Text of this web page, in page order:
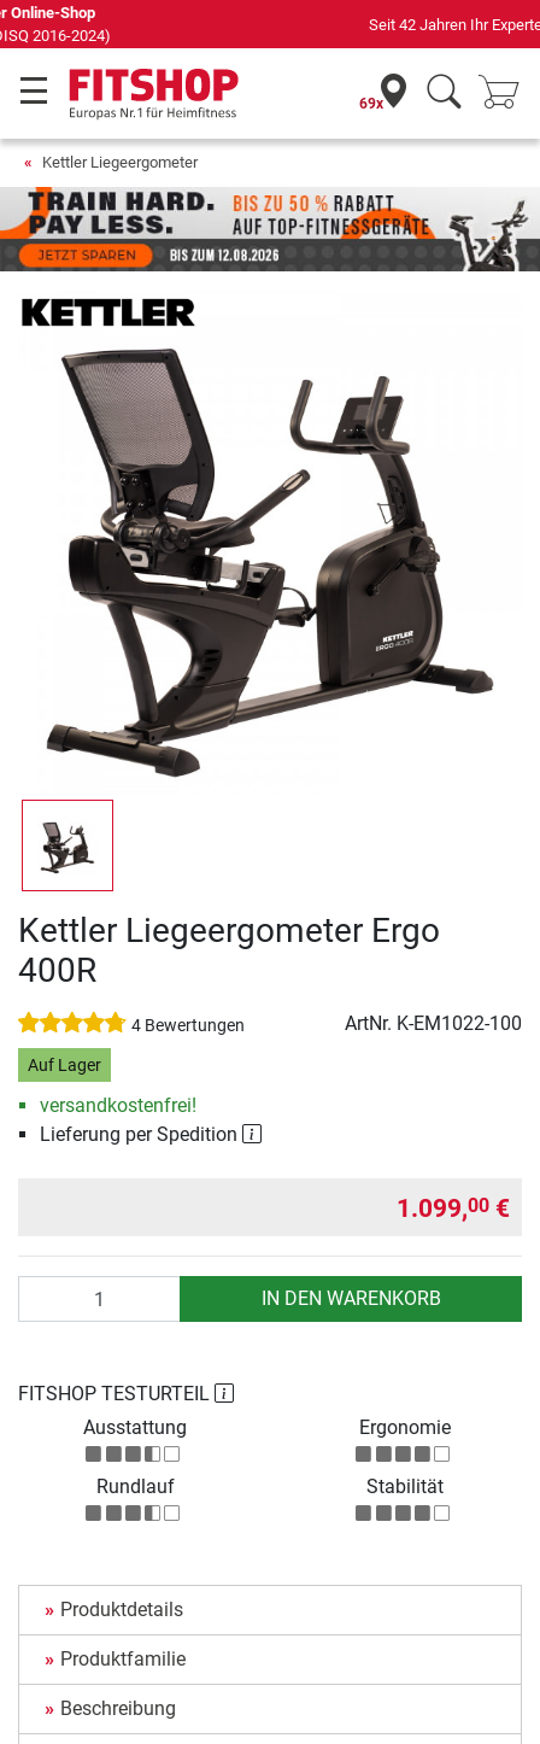
Seit 42 Jahren Ihr Experte für Heimfitness
69x
Kettler Liegeergometer
Kettler Liegeergometer Ergo
400R
4 Bewertungen ArtNr. K-EM1022-100
Auf Lager
versandkostenfrei!
Lieferung per Spedition
1.099,00 €
IN DEN WARENKORB
FITSHOP TESTURTEIL
Ausstattung
Ergonomie
Rundlauf Stabilität
Produktdetails
Produktfamilie
Beschreibung